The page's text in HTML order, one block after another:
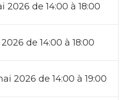
2026 de 14:00 à 18:00
de 14:00 à 18:00
2026 de 14:00 à 19:00